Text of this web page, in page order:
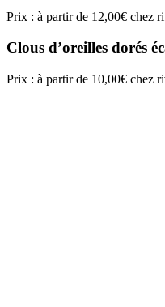
Prix : à partir de 12,00€ chez
Clous d’oreilles dorés
Prix : à partir de 10,00€ chez